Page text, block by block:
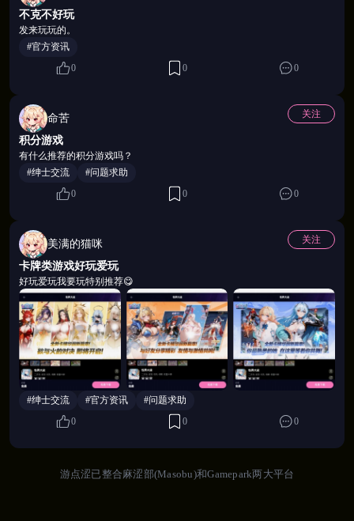
💖 剧情跌宕 · 沉浸式解锁性界秘密
宏大的二次元性界世界观，主线剧情全章节开放。故
事里有热血冒险，有权谋纠葛，更有让你屏住呼吸的
暧昧与失控瞬间。动态对话搭配剧情演出，仿佛你不
是在"看"剧情，而是真实地置身其中，亲历每一场欲
望与秘密的碰撞。
💖 新手福利 · 开局即巅峰
常签到 / 累计在线 / 活动挑战持续掉落丰厚奖励。专
不克不好玩
发来玩玩的。
#官方资讯
0
0 0
命苦 关注
积分游戏
有什么推荐的积分游戏吗？
#绅士交流
#问题求助
0
0 0
美满的猫咪 关注
卡牌类游戏好玩爱玩
好玩爱玩我要玩特别推荐😋
#绅士交流 #官方资讯
#问题求助
0
0 0
游点涩已整合麻涩部(Masobu)和Gamepark两大平台